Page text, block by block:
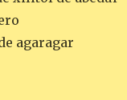
agaragar